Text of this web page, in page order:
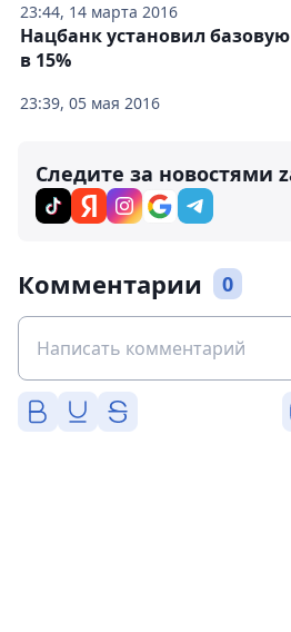
23:44, 14 марта 2016
23:39, 05 мая 2016
Нацбанк установил базовую
в 15%
Следите за новостями
Комментарии 0